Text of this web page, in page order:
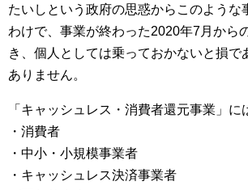
たいしという政府の思惑からこのような
わけで、事業が終わった2020年7月から
き、個人としては乗っておかないと損で
ありません。
「キャッシュレス・消費者還元事業」に
・消費者
・中小・小規模事業者
・キャッシュレス決済事業者